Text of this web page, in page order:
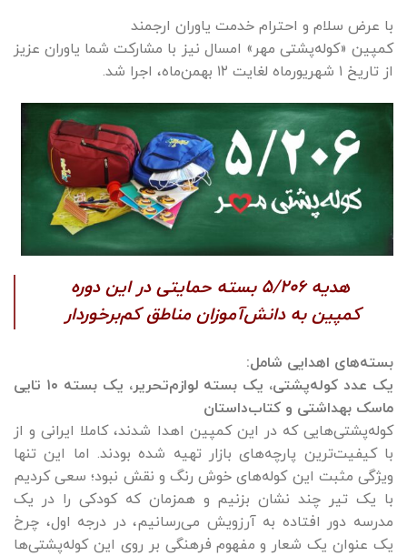
با عرض سلام و احترام خدمت یاوران ارجمند
کمپین «کوله‌پشتی مهر» امسال نیز با مشارکت شما یاوران عزیز
از تاریخ ۱ شهریورماه لغایت ۱٢ بهمن‌ماه، اجرا شد.
هدیه ۵/۲۰۶ بسته حمایتی در این دوره
کمپین به دانش‌آموزان مناطق کم‌برخوردار
بسته‌های اهدایی شامل:
یک عدد کوله‌پشتی، یک بسته لوازم‌تحریر، یک بسته ۱۰ تایی
ماسک بهداشتی و کتاب‌داستان
کوله‌پشتی‌هایی که در این کمپین اهدا شدند، کاملا ایرانی و از
با کیفیت‌ترین پارچه‌های بازار تهیه شده بودند. اما این تنها
ویژگی مثبت این کوله‌های خوش رنگ و نقش نبود؛ سعی کردیم
با یک تیر چند نشان بزنیم و همزمان که کودکی را در یک
مدرسه دور افتاده به آرزویش می‌رسانیم، در درجه اول، چرخ
یک عنوان یک شعار و مفهوم فرهنگی بر روی این کوله‌پشتی‌ها